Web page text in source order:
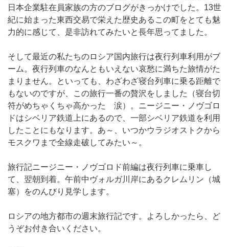
日本企業駐在員家族の方のブログがきっかけでした。13世
紀に始まった東西交易で栄えた歴史あるこの町をとても魅
力的に感じて、是非訪れてみたいと長年思ってました。
そして最近の私たちのロシア国内旅行は夜行列車利用がブ
ーム。夜行列車のなんともいえない哀愁に満ちた旅情がた
まりません。といっても、わざわざ寝台列車に乗る距離で
もないのですが、この旅行一番の贅沢をしました（寝台切
符がめちゃくちゃ高かった 涙）。ニージニー・ノヴゴロ
ドはシベリア鉄道上にあるので、一部シベリア鉄道を利用
したことにもなります。あ～、いつかウラジオストクから
モスクワまで全線走破してみたい～。
旅行記ニージニー・ノヴゴロド前編は夜行列車に乗車し
て、翌朝到着。午前中ヴォルガ川岸にあるクレムリン（城
塞）をのんびり見学します。
ロシアの地方都市の週末旅行記です。よろしかったら、ど
うぞお付き合いください。